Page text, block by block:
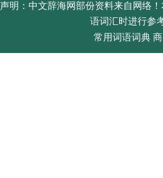
声明：中文辞海网部份资料来自网络
语词汇时进行参
常用词语词典